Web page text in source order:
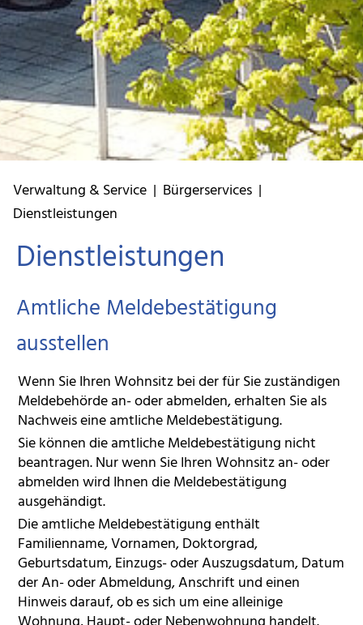
Verwaltung & Service| Bürgerservices|
Dienstleistungen
Dienstleistungen
Amtliche Meldebestätigung
ausstellen
Wenn Sie Ihren Wohnsitz bei der für Sie zuständigen
Meldebehörde an- oder abmelden, erhalten Sie als
Nachweis eine amtliche Meldebestätigung.
Sie können die amtliche Meldebestätigung nicht
beantragen. Nur wenn Sie Ihren Wohnsitz an- oder
abmelden wird Ihnen die Meldebestätigung
ausgehändigt.
Die amtliche Meldebestätigung enthält
Familienname, Vornamen, Doktorgrad,
Geburtsdatum, Einzugs- oder Auszugsdatum, Datum
der An- oder Abmeldung, Anschrift und einen
Hinweis darauf, ob es sich um eine alleinige